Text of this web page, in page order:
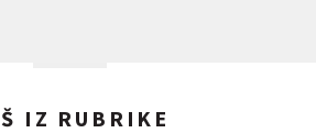
IZ RUBRIKE